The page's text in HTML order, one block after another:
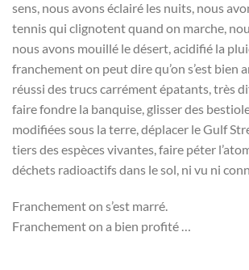
sens, nous avons éclairé les nuits, nous
tennis qui clignotent quand on marche,
nous avons mouillé le désert, acidifié la
franchement on peut dire qu’on s’est bien
réussi des trucs carrément épatants, très
faire fondre la banquise, glisser des
modifiées sous la terre, déplacer le Gulf
tiers des espèces vivantes, faire péter
déchets radioactifs dans le sol, ni vu ni
Franchement on s’est marré.
Franchement on a bien profité …